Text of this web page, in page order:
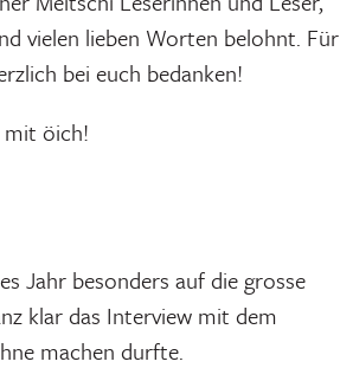
vielen lieben Worten belohnt. Für
bei euch bedanken!
mit öich!
Jahr besonders auf die grosse
klar das Interview mit dem
machen durfte.